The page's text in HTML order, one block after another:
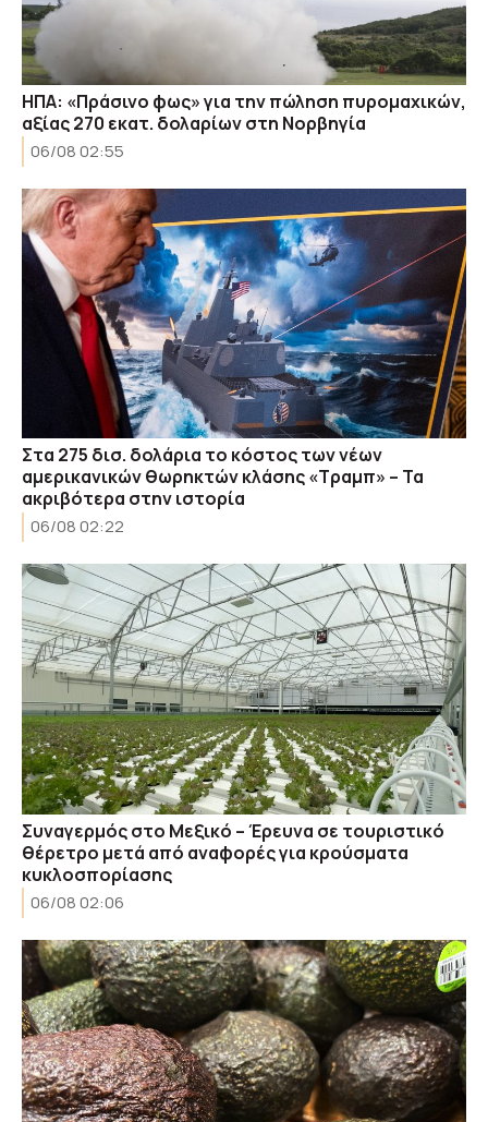
ΗΠΑ: «Πράσινο φως» για την πώληση πυρομαχικών,
αξίας 270 εκατ. δολαρίων στη Νορβηγία
06/08 02:55
Στα 275 δισ. δολάρια το κόστος των νέων
αμερικανικών θωρηκτών κλάσης «Τραμπ» – Τα
ακριβότερα στην ιστορία
06/08 02:22
Συναγερμός στο Μεξικό – Έρευνα σε τουριστικό
θέρετρο μετά από αναφορές για κρούσματα
κυκλοσπορίασης
06/08 02:06